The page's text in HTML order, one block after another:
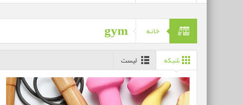
خانه gym
شبکه لیست